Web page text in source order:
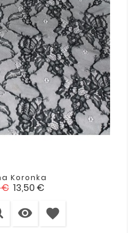
Koronka
€ Cena
13,50 €
 favorite